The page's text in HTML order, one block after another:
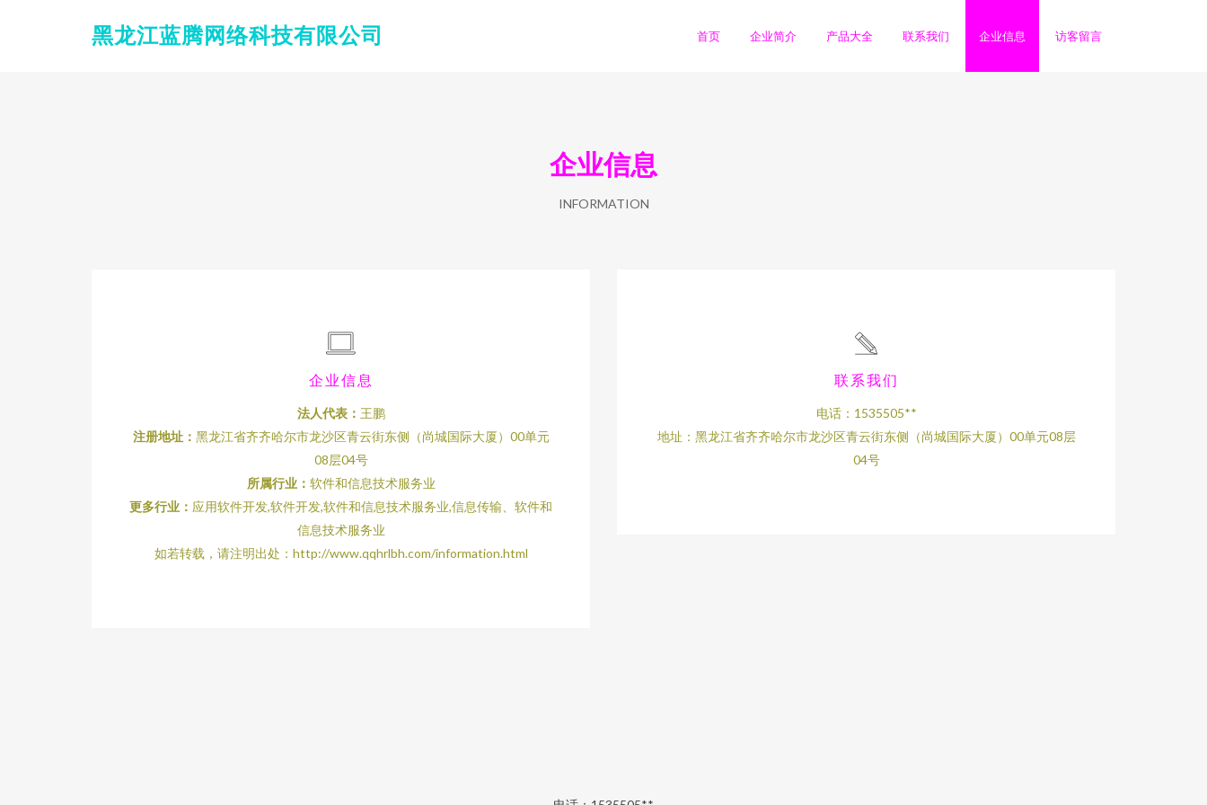
黑龙江蓝腾网络科技有限公司 首页 企业简介 产品大全 联系我们 企业信息 访客留言
企业信息
INFORMATION
企业信息
法人代表： 王鹏
注册地址： 黑龙江省齐齐哈尔市龙沙区青云街东侧（尚城国际大厦）00单元
08层04号
所属行业： 软件和信息技术服务业
更多行业： 应用软件开发,软件开发,软件和信息技术服务业,信息传输、软件和
信息技术服务业
如若转载，请注明出处：http://www.qqhrlbh.com/information.html
联系我们
电话：1535505**
地址：黑龙江省齐齐哈尔市龙沙区青云街东侧（尚城国际大厦）00单元08层
04号